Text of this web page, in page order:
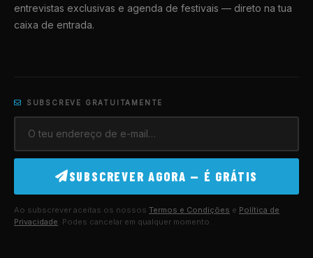
entrevistas exclusivas e agenda de festivais — direto na tua
caixa de entrada.
SUBSCREVE GRATUITAMENTE
SUBSCREVER AGORA — É GRÁTIS
Ao subscrever aceitas os nossos Termos e Condições e Política de
Privacidade. Podes cancelar em qualquer momento.